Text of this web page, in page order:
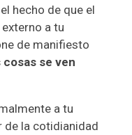
hecho de que el
a tu
de manifiesto
cosas se ven
a tu
de la cotidianidad